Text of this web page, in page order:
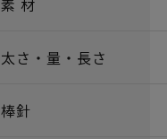
太さ・量・長さ
棒針